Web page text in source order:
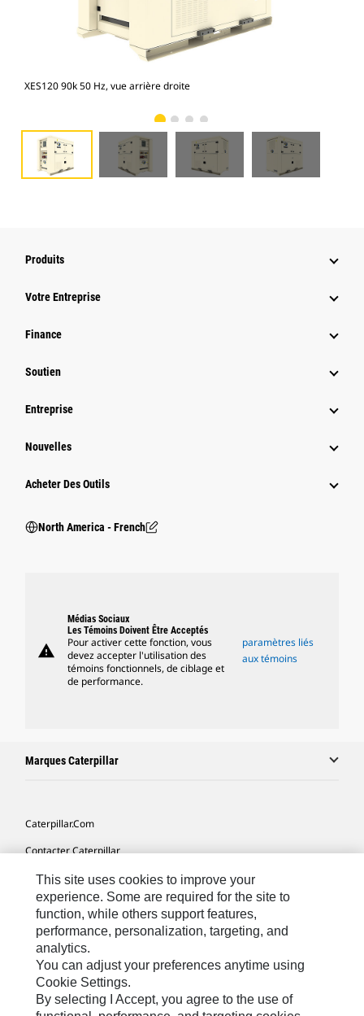
XES120 90k 50 Hz, vue arrière droite
Produits
Votre Entreprise
Finance
Soutien
Entreprise
Nouvelles
Acheter Des Outils
North America - French
warning
Médias Sociaux
Les Témoins Doivent Être Acceptés
Pour activer cette fonction, vous
devez accepter l'utilisation des
témoins fonctionnels, de ciblage et
de performance.
paramètres liés
aux témoins
Marques Caterpillar
Caterpillar.com
Contacter Caterpillar
Mes Préférences Marketing
Plan Du Site
Cookie Settings
Légales
Confidentialité
This site uses cookies to improve your
experience. Some are required for the site to
function, while others support features,
performance, personalization, targeting, and
analytics.
You can adjust your preferences anytime using
Cookie Settings.
By selecting I Accept, you agree to the use of